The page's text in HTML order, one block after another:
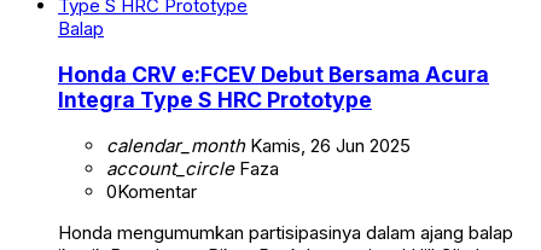
Balap
Honda CRV e:FCEV Debut Bersama Acura
Integra Type S HRC Prototype
calendar_monthKamis, 26 Jun 2025
account_circleFaza
0Komentar
Honda mengumumkan partisipasinya dalam ajang balap